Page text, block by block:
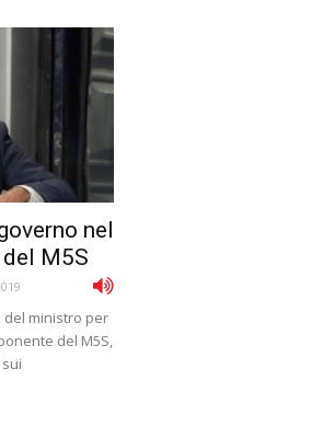
nel
M5S
del ministro per
del M5S,